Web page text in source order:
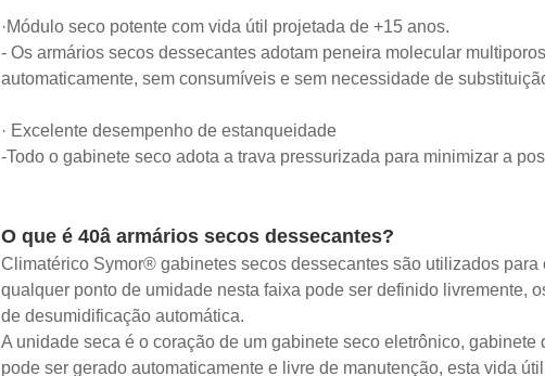
·Módulo seco potente com vida útil projetada de +15 anos.
- Os armários secos dessecantes adotam peneira molecular
automaticamente, sem consumíveis e sem necessidade de
· Excelente desempenho de estanqueidade
-Todo o gabinete seco adota a trava pressurizada para minimizar a
O que é 40â armários secos dessecantes?
Climatérico Symor® gabinetes secos dessecantes são utilizados
qualquer ponto de umidade nesta faixa pode ser definido livremente,
de desumidificação automática.
A unidade seca é o coração de um gabinete seco eletrônico,
pode ser gerado automaticamente e livre de manutenção, esta vida